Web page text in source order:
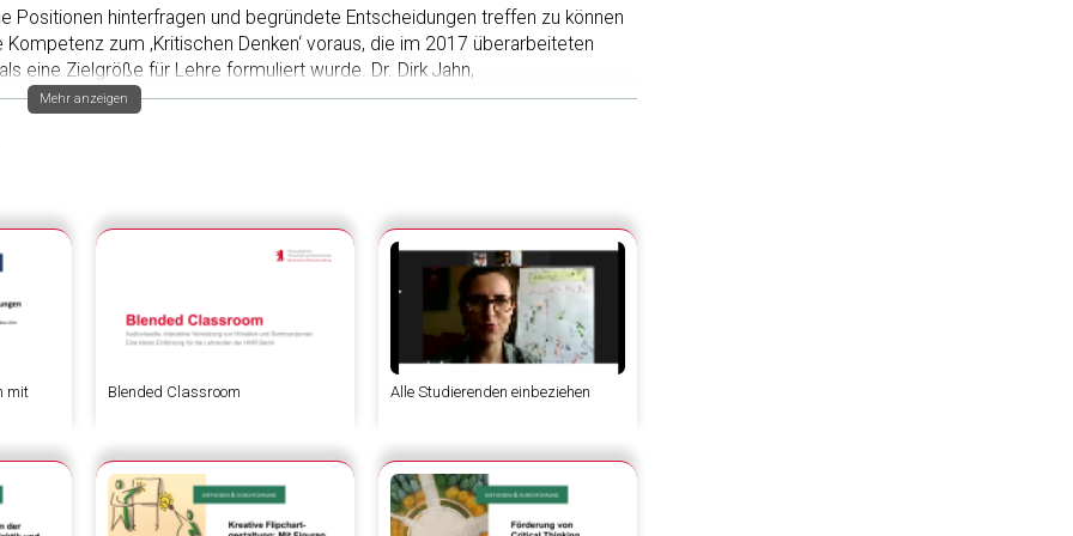
Positionen hinterfragen und begründete Entscheidungen treffen zu können
zum ‚Kritischen Denken‘ voraus, die im 2017 überarbeiteten
eine Zielgröße für Lehre formuliert wurde. Dr. Dirk Jahn,
Universität Erlangen Nürnberg diskutiert theoretische Konzepte und
kritischen Denkens.
How to foster it using Digital Media. The Digital Turn in Higher
Denkens
Denkens
Mehr anzeigen
mit
Blended Classroom Alle Studierenden einbeziehen